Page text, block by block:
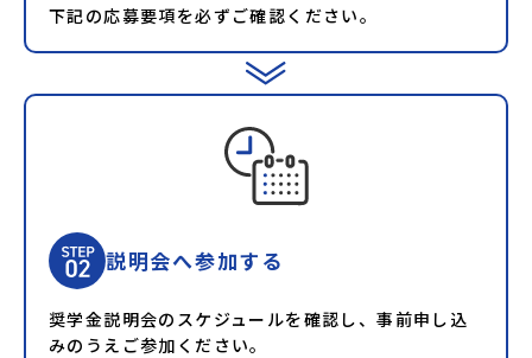
下記の応募要項を必ずご確認ください。
説明会へ参加する
奨学金説明会のスケジュールを確認し、事前申し込
みのうえご参加ください。